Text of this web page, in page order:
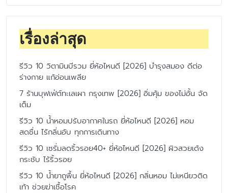
เรื่องล่าสุด
รีวิว 10 วิตามินบีรวม ยี่ห้อไหนดี [2026] บำรุงสมอง ดีต่อ
ร่างกาย แก้อ่อนเพลีย
7 ร้านบุฟเฟ่ต์ทะเลเผา กรุงเทพ [2026] อิ่มคุ้ม ของไม่อั้น จัด
เต็ม
รีวิว 10 น้ำหอมปรับอากาศในรถ ยี่ห้อไหนดี [2026] หอม
สดชื่น ไร้กลิ่นอับ ทุกการเดินทาง
รีวิว 10 เซรั่มลดริ้วรอย40+ ยี่ห้อไหนดี [2026] ผิวสวยเด้ง
กระชับ ไร้ริ้วรอย
รีวิว 10 น้ำยาถูพื้น ยี่ห้อไหนดี [2026] กลิ่นหอม ไม่เหนียวติด
เท้า ช่วยฆ่าเชื้อโรค